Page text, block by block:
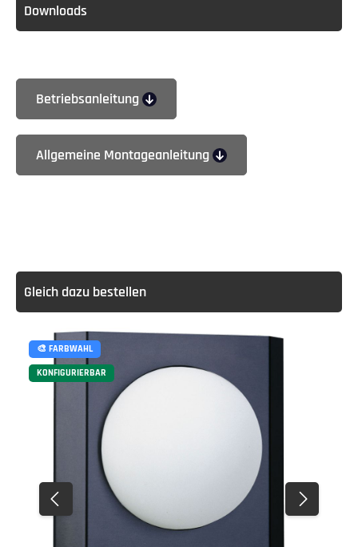
Downloads
Betriebsanleitung
Allgemeine Montageanleitung
Gleich dazu bestellen
🎨 FARBWAHL
KONFIGURIERBAR